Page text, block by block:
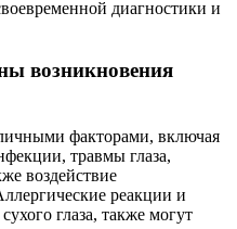
диагностики и
возникновения
факторами, включая
травмы глаза,
воздействие
реакции и
глаза, также могут